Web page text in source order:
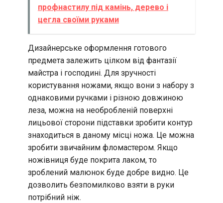
профнастилу під камінь, дерево і
цегла своїми руками
Дизайнерське оформлення готового
предмета залежить цілком від фантазії
майстра і господині. Для зручності
користування ножами, якщо вони з набору з
однаковими ручками і різною довжиною
леза, можна на необробленій поверхні
лицьової сторони підставки зробити контур
знаходиться в даному місці ножа. Це можна
зробити звичайним фломастером. Якщо
ножівниця буде покрита лаком, то
зроблений малюнок буде добре видно. Це
дозволить безпомилково взяти в руки
потрібний ніж.